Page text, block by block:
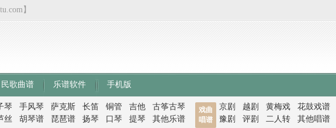
】
民歌曲谱 乐谱软件 手机版
琴 手风琴 萨克斯 长笛 铜管 吉他
古筝古琴
丝 胡琴谱 琵琶谱 扬琴 口琴 提琴 其他乐谱
戏曲
唱谱
京剧 越剧 黄梅戏
花鼓戏谱
豫剧
评剧 二人转 其他唱谱